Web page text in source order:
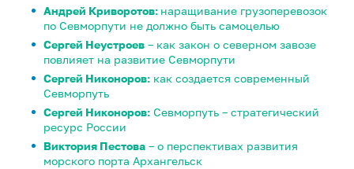
Андрей Криворотов: наращивание грузоперевозок
по Севморпути не должно быть самоцелью
Сергей Неустроев – как закон о северном завозе
повлияет на развитие Севморпути
Сергей Никоноров: как создается современный
Севморпуть
Сергей Никоноров: Севморпуть – стратегический
ресурс России
Виктория Пестова – о перспективах развития
морского порта Архангельск